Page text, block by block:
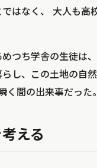
はなく、 大人も高
つち学舎の生徒は
し、この土地の自
間の出来事だった。
える